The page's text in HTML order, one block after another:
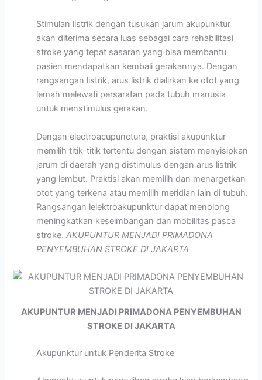
Stimulan listrik dengan tusukan jarum akupunktur
akan diterima secara luas sebagai cara rehabilitasi
stroke yang tepat sasaran yang bisa membantu
pasien mendapatkan kembali gerakannya. Dengan
rangsangan listrik, arus listrik dialirkan ke otot yang
lemah melewati persarafan pada tubuh manusia
untuk menstimulus gerakan.
Dengan electroacupuncture, praktisi akupunktur
memilih titik-titik tertentu dengan sistem menyisipkan
jarum di daerah yang distimulus dengan arus listrik
yang lembut. Praktisi akan memilih dan menargetkan
otot yang terkena atau memilih meridian lain di tubuh.
Rangsangan lelektroakupunktur dapat menolong
meningkatkan keseimbangan dan mobilitas pasca
stroke.AKUPUNTUR MENJADI PRIMADONA
PENYEMBUHAN STROKE DI JAKARTA
AKUPUNTUR MENJADI PRIMADONA PENYEMBUHAN
STROKE DI JAKARTA
Akupunktur untuk Penderita Stroke